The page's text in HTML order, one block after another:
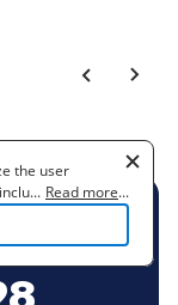
the user
other business
"Accept"
... Read more...